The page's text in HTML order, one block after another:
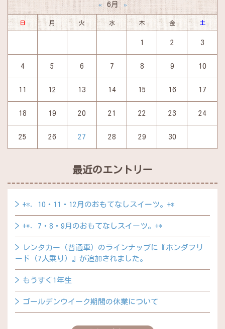
« 6月 »
日 月 火 水 木 金 土
1 2 3
4 5 6 7 8 9 10
11 12 13 14 15 16 17
18 19 20 21 22 23 24
25 26 27 28 29 30
最近のエントリー
+*．10・11・12月のおもてなしスイーツ。+*
+*．7・8・9月のおもてなしスイーツ。+*
レンタカー（普通車）のラインナップに『ホンダフリ
ード（7人乗り）』が追加されました。
もうすぐ1年生
ゴールデンウイーク期間の休業について